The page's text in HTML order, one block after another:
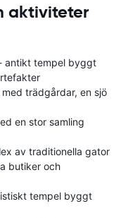
aktiviteter
antikt tempel byggt
trädgårdar, en sjö
en stor samling
av traditionella gator
butiker och
tempel byggt